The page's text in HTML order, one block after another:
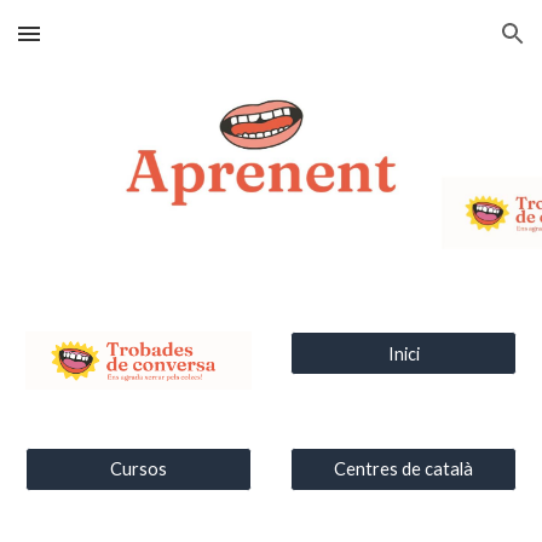
Skip to main content Skip to navigation
Inici
Cursos Centres de català